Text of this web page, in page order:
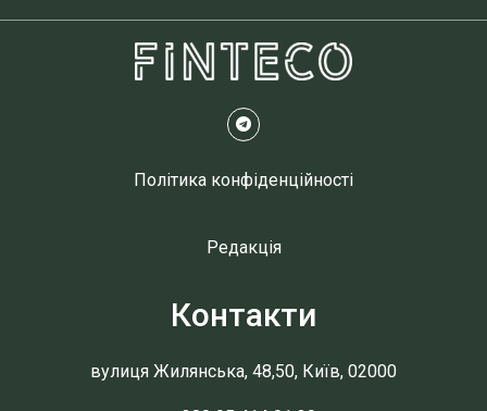
Політика конфіденційності
Редакція
Контакти
вулиця Жилянська, 48,50, Київ, 02000